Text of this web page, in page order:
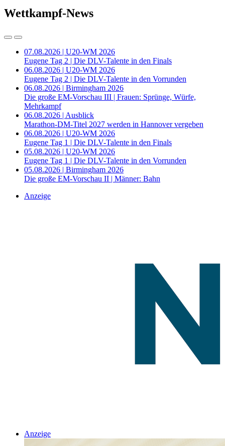
Wettkampf-News
07.08.2026 | U20-WM 2026
Eugene Tag 2 | Die DLV-Talente in den Finals
06.08.2026 | U20-WM 2026
Eugene Tag 2 | Die DLV-Talente in den Vorrunden
06.08.2026 | Birmingham 2026
Die große EM-Vorschau III | Frauen: Sprünge, Würfe,
Mehrkampf
06.08.2026 | Ausblick
Marathon-DM-Titel 2027 werden in Hannover vergeben
06.08.2026 | U20-WM 2026
Eugene Tag 1 | Die DLV-Talente in den Finals
05.08.2026 | U20-WM 2026
Eugene Tag 1 | Die DLV-Talente in den Vorrunden
05.08.2026 | Birmingham 2026
Die große EM-Vorschau II | Männer: Bahn
Anzeige
Anzeige